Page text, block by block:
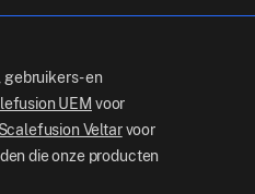
en
UEM voor
Scalefusion Veltarvoor
die onze producten